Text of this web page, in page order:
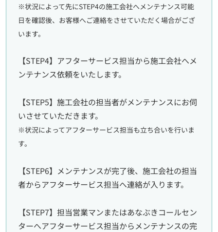
※状況によって先にSTEP4の施工会社へメンテナンス可能
日を確認後、お客様へご連絡をさせていただく場合がござ
います。
【STEP4】アフターサービス担当から施工会社へメ
ンテナンス依頼をいたします。
【STEP5】施工会社の担当者がメンテナンスにお伺
いさせていただきます。
※状況によってアフターサービス担当も立ち合いを行いま
す。
【STEP6】メンテナンスが完了後、施工会社の担当
者からアフターサービス担当へ連絡が入ります。
【STEP7】担当営業マンまたはあなぶきコールセン
ターへアフターサービス担当からメンテナンスの完